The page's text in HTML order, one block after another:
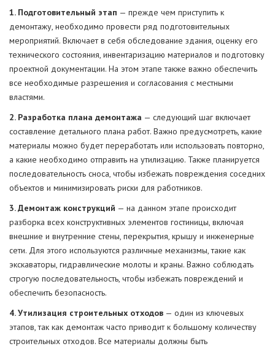
1. Подготовительный этап — прежде чем приступить к
демонтажу, необходимо провести ряд подготовительных
мероприятий. Включает в себя обследование здания, оценку его
технического состояния, инвентаризацию материалов и подготовку
проектной документации. На этом этапе также важно обеспечить
все необходимые разрешения и согласования с местными
властями.
2. Разработка плана демонтажа — следующий шаг включает
составление детального плана работ. Важно предусмотреть, какие
материалы можно будет переработать или использовать повторно,
а какие необходимо отправить на утилизацию. Также планируется
последовательность сноса, чтобы избежать повреждения соседних
объектов и минимизировать риски для работников.
3. Демонтаж конструкций — на данном этапе происходит
разборка всех конструктивных элементов гостиницы, включая
внешние и внутренние стены, перекрытия, крышу и инженерные
сети. Для этого используются различные механизмы, такие как
экскаваторы, гидравлические молоты и краны. Важно соблюдать
строгую последовательность, чтобы избежать повреждений и
обеспечить безопасность.
4. Утилизация строительных отходов — один из ключевых
этапов, так как демонтаж часто приводит к большому количеству
строительных отходов. Все материалы должны быть